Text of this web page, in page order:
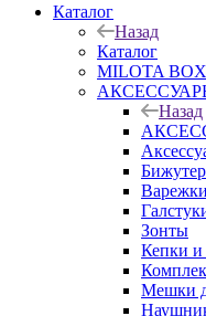
Каталог
Назад
Каталог
MILOTA BOX
Назад
Варежки
Зонты
Кепки
Мешки